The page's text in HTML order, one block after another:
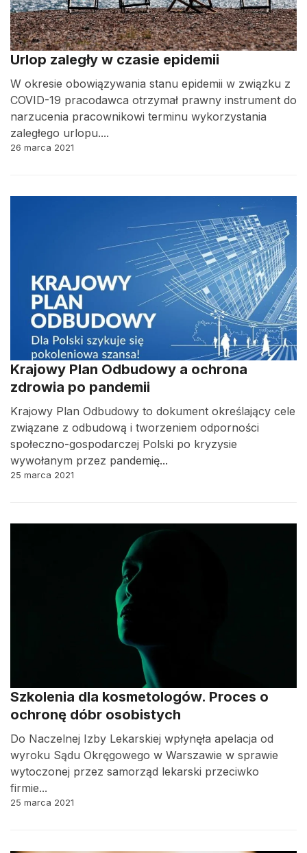
Urlop zaległy w czasie epidemii
W okresie obowiązywania stanu epidemii w związku z
COVID-19 pracodawca otrzymał prawny instrument do
narzucenia pracownikowi terminu wykorzystania
zaległego urlopu....
26 marca 2021
Krajowy Plan Odbudowy a ochrona
zdrowia po pandemii
Krajowy Plan Odbudowy to dokument określający cele
związane z odbudową i tworzeniem odporności
społeczno-gospodarczej Polski po kryzysie
wywołanym przez pandemię...
25 marca 2021
Szkolenia dla kosmetologów. Proces o
ochronę dóbr osobistych
Do Naczelnej Izby Lekarskiej wpłynęła apelacja od
wyroku Sądu Okręgowego w Warszawie w sprawie
wytoczonej przez samorząd lekarski przeciwko
firmie...
25 marca 2021